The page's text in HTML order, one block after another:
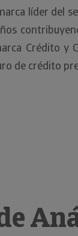
líder del
Crédito y
de crédito